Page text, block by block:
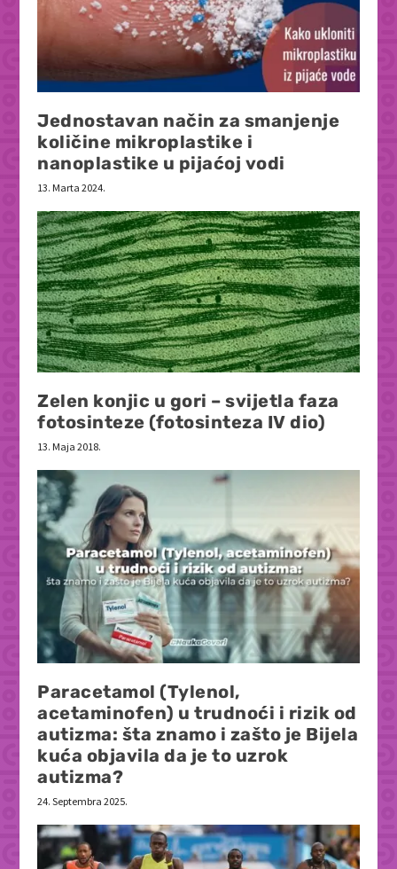
Jednostavan način za smanjenje
količine mikroplastike i
nanoplastike u pijaćoj vodi
13. Marta 2024.
Zelen konjic u gori – svijetla faza
fotosinteze (fotosinteza IV dio)
13. Maja 2018.
Paracetamol (Tylenol,
acetaminofen) u trudnoći i rizik od
autizma: šta znamo i zašto je Bijela
kuća objavila da je to uzrok
autizma?
24. Septembra 2025.